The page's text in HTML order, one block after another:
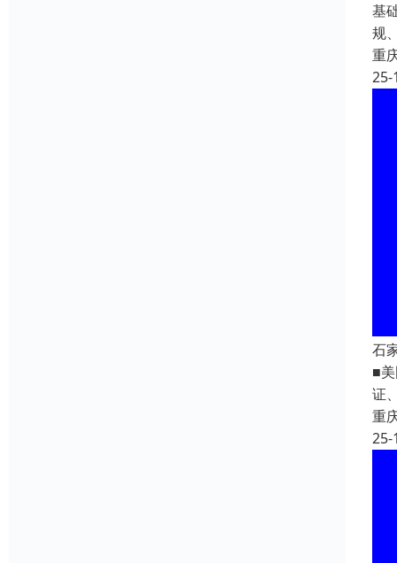
基
规
重
25-
石
■
证
重
25-